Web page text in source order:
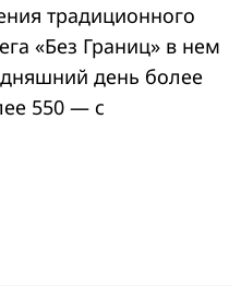
традиционного
«Без Границ» в нем
день более
550 — с